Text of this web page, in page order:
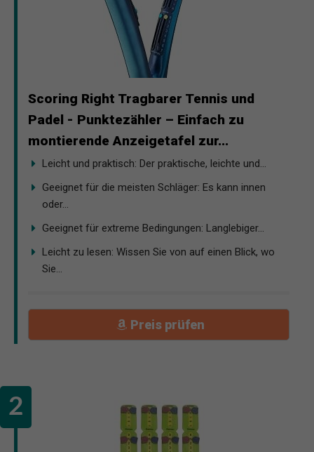
Scoring Right Tragbarer Tennis und
Padel - Punktezähler – Einfach zu
montierende Anzeigetafel zur...
Leicht und praktisch: Der praktische, leichte und...
Geeignet für die meisten Schläger: Es kann innen
oder...
Geeignet für extreme Bedingungen: Langlebiger...
Leicht zu lesen: Wissen Sie von auf einen Blick, wo
Sie...
Preis prüfen